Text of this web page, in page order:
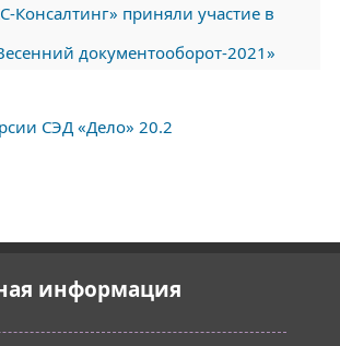
Консалтинг» приняли участие в
документооборот-2021»
СЭД «Дело» 20.2
информация